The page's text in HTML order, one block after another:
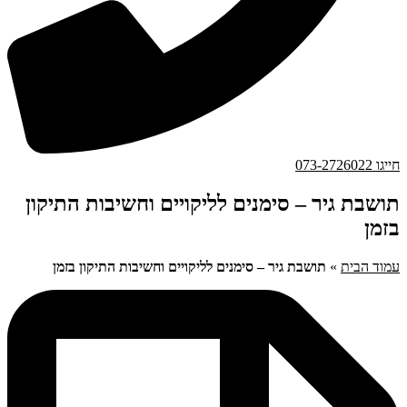
חייגו 073-2726022
תושבת גיר – סימנים לליקויים וחשיבות התיקון
בזמן
עמוד הבית » תושבת גיר – סימנים לליקויים וחשיבות התיקון בזמן